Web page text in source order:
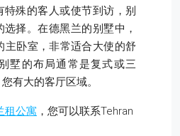
殊的客人或使节到访，别
择。在德黑兰的别墅中，
主卧室，非常适合大使的舒
墅的布局通常是复式或三
有大的客厅区域。
租公寓 ，您可以联系Tehran